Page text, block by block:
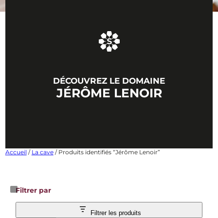
DÉCOUVREZ LE DOMAINE
JÉRÔME LENOIR
Accueil / La cave/ Produits identifiés “Jérôme Lenoir”
Filtrer par
Filtrer les produits